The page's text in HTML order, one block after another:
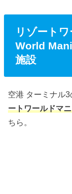
リゾート
World
施設
空港 ターミナル
ートワールドマ
ちら。